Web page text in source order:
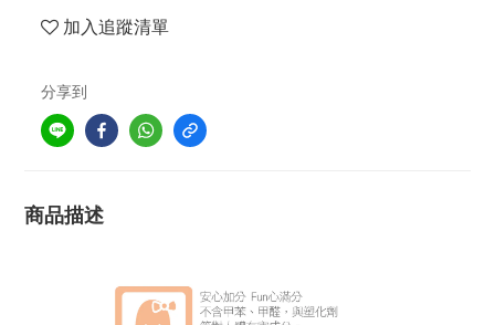
加入追蹤清單
分享到
商品描述